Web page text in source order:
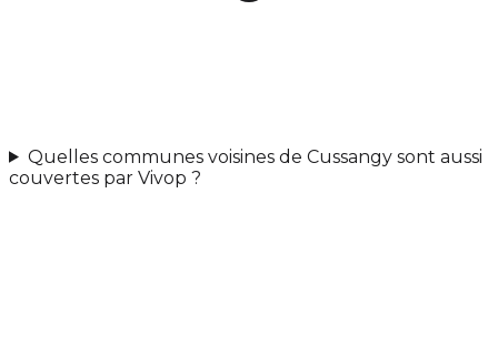
Quelles communes voisines de Cussangy sont aussi
couvertes par Vivop ?